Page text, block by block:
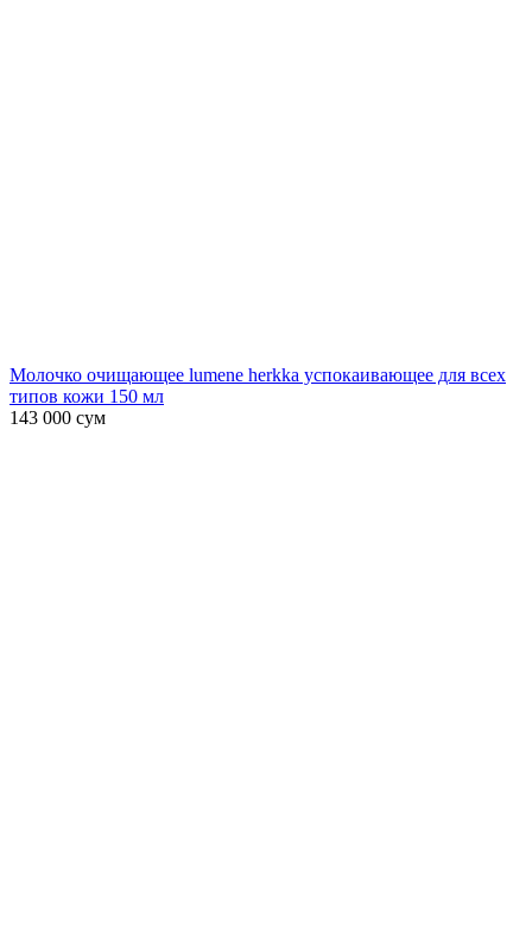
Молочко очищающее lumene herkka успокаивающее для всех
типов кожи 150 мл
143 000 сум